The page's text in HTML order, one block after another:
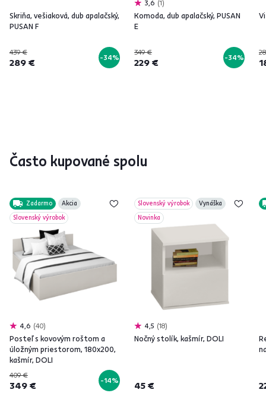
Skriňa, vešiaková, dub apalačský,
PUSAN F
439 €
289 € -34%
3,6 1
Komoda, dub apalačský, PUSAN
E
349 €
229 € -34%
Často kupované spolu
Zadarmo
Akcia
Slovenský výrobok
4,6 40
Posteľ s kovovým roštom a
úložným priestorom, 180x200,
kašmír, DOLI
409 €
349 € -14%
Slovenský výrobok
Vynáška
Novinka
4,5 18
Nočný stolík, kašmír, DOLI
45 €